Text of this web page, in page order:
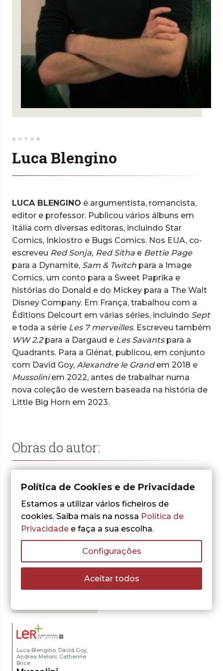
AUTOR
Luca Blengino
LUCA BLENGINO é argumentista, romancista,
editor e professor. Publicou vários álbuns em
Itália com diversas editoras, incluindo Star
Comics, Inkiostro e Bugs Comics. Nos EUA, co-
escreveu Red Sonja, Red Sitha e Bettie Page
para a Dynamite, Sam & Twitch para a Image
Comics, um conto para a Sweet Paprika e
histórias do Donald e do Mickey para a The Walt
Disney Company. Em França, trabalhou com a
Éditions Delcourt em várias séries, incluindo Sept
e toda a série Les 7 merveilles. Escreveu também
WW 2.2para a Dargaud e Les Savants para a
Quadrants. Para a Glénat, publicou, em conjunto
com David Goy, Alexandre le Grandem 2018 e
Mussoliniem 2022, antes de trabalhar numa
nova coleção de western baseada na história de
Little Big Horn em 2023.
Obras do autor:
Luca Blengino David Goy
Andrea Meloni Catherine
Brice
Política de Cookies e de Privacidade
Estamos a utilizar vários ficheiros de
cookies. Saiba mais na nossa Política de
Privacidade e faça a sua escolha.
Configurações
Aceitar todos